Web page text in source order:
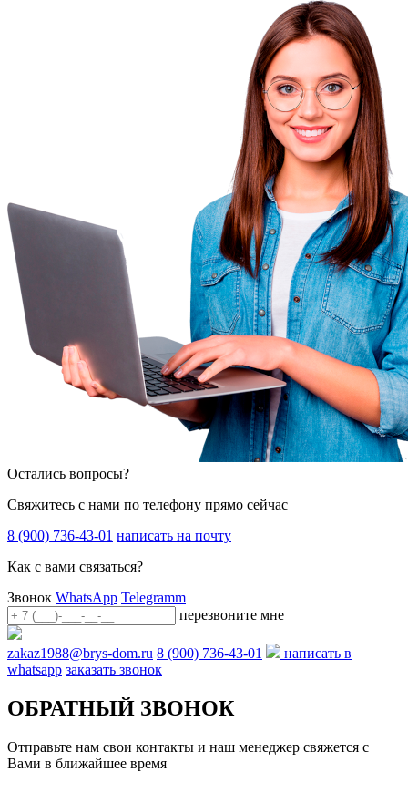
Остались вопросы?
Свяжитесь с нами по телефону прямо сейчас
8 (900) 736-43-01 написать на почту
Как с вами связаться?
Звонок WhatsApp Telegramm
перезвоните мне
zakaz1988@brys-dom.ru 8 (900) 736-43-01
написать в
whatsapp заказать звонок
ОБРАТНЫЙ ЗВОНОК
Отправьте нам свои контакты и наш менеджер свяжется с
Вами в ближайшее время